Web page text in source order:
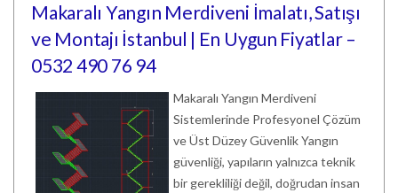
Makaralı Yangın Merdiveni İmalatı, Satışı
ve Montajı İstanbul | En Uygun Fiyatlar –
0532 490 76 94
Makaralı Yangın Merdiveni
Sistemlerinde Profesyonel Çözüm
ve Üst Düzey Güvenlik Yangın
güvenliği, yapıların yalnızca teknik
bir gerekliliği değil, doğrudan insan